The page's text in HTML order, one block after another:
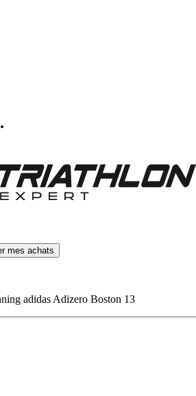
mes achats
adidas Adizero Boston 13